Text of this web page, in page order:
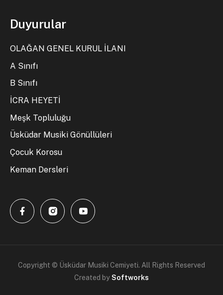
Duyurular
OLAĞAN GENEL KURUL İLANI
A Sınıfı
B Sınıfı
İCRA HEYETİ
Meşk Topluluğu
Üsküdar Musiki Gönüllüleri
Çocuk Korosu
Keman Dersleri
Copyright © Üsküdar Musiki Cemiyeti. All Rights Reserved
Created bySoftworks